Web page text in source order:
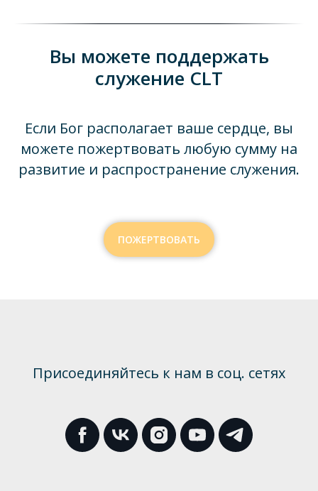
Вы можете поддержать
служение CLT
Если Бог располагает ваше сердце, вы
можете пожертвовать любую сумму на
развитие и распространение служения.
ПОЖЕРТВОВАТЬ
Присоединяйтесь к нам в соц. сетях